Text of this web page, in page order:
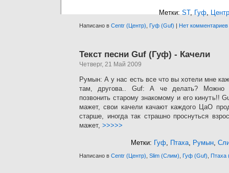
Метки:ST,Гуф,Центр
Написано в Centr (Центр) Гуф (Guf) | Нет комментариев
Текст песни Guf (Гуф) - Качели
Четверг, 21 Май 2009
Румын: А у нас есть все что вы хотели мне
там, другова.. Guf: А че делать? Можно
позвонить старому знакомому и его кинуть!!
мажет, свои качели качают каждого ЦаО
старше, иногда так страшно проснуться
мажет, >>>>>
Метки: Гуф, Птаха, Румын,
Написано в Centr (Центр) Slim (Слим) Гуф (Guf) Птаха